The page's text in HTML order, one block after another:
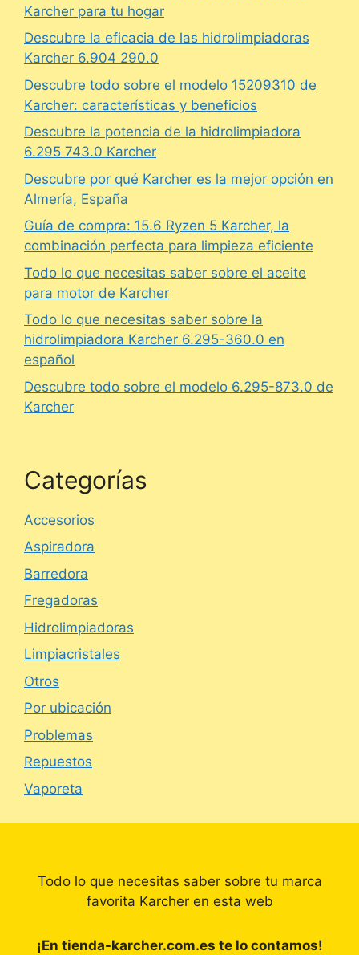
Karcher para tu hogar
Descubre la eficacia de las hidrolimpiadoras
Karcher 6.904 290.0
Descubre todo sobre el modelo 15209310 de
Karcher: características y beneficios
Descubre la potencia de la hidrolimpiadora
6.295 743.0 Karcher
Descubre por qué Karcher es la mejor opción en
Almería, España
Guía de compra: 15.6 Ryzen 5 Karcher, la
combinación perfecta para limpieza eficiente
Todo lo que necesitas saber sobre el aceite
para motor de Karcher
Todo lo que necesitas saber sobre la
hidrolimpiadora Karcher 6.295-360.0 en
español
Descubre todo sobre el modelo 6.295-873.0 de
Karcher
Categorías
Accesorios
Aspiradora
Barredora
Fregadoras
Hidrolimpiadoras
Limpiacristales
Otros
Por ubicación
Problemas
Repuestos
Vaporeta
Todo lo que necesitas saber sobre tu marca
favorita Karcher en esta web
¡En tienda-karcher.com.es te lo contamos!